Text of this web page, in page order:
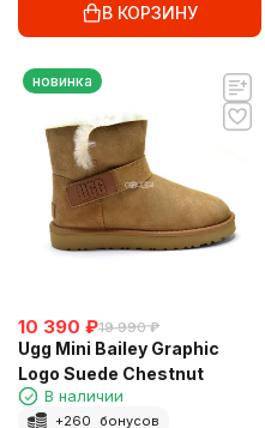
В КОРЗИНУ
новинка
10 390 ₽19 990 ₽
Ugg Mini Bailey Graphic
Logo Suede Chestnut
В наличии
+260 бонусов